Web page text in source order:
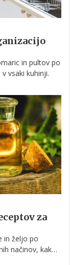
in pultov po
vsaki kuhinji.
za
in željo po
načinov, kako